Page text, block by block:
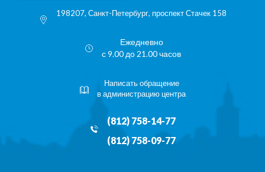
198207, Санкт-Петербург, проспект Стачек 158
Ежедневно
с 9.00 до 21.00 часов
Написать обращение
в администрацию центра
(812) 758-14-77
(812) 758-09-77